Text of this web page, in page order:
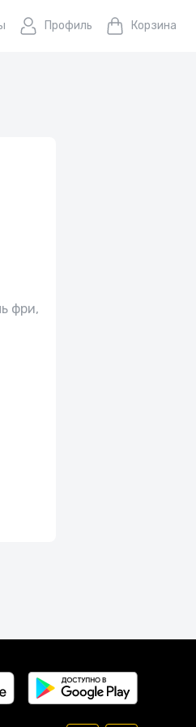
Профиль Корзина
фри,